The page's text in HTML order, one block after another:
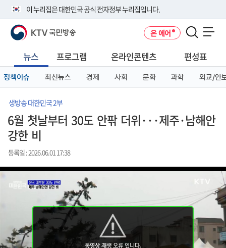
기
이 누리집은 대한민국 공식 전자정부 누리집입니다.
공식 누리집 주소 확인하기
니다.
이밖에 or.kr 또는 .kr등 다른 도메인 주소를 사용하고 있다면 아래 URL에
서 도메인 주소를 확인해 보세요
KTV 국민방송 온 에어
뉴스 프로그램 온라인콘텐츠 편성표
정책이슈 최신뉴스 경제 사회 문화 과학 외교/안
생방송 대한민국 2부
6월 첫날부터 30도 안팎 더위···제주·남해안
강한 비
등록일 : 2026.06.01 17:38